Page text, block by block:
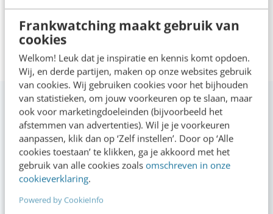
Frankwatching maakt gebruik van
cookies
Welkom! Leuk dat je inspiratie en kennis komt opdoen.
Wij, en derde partijen, maken op onze websites gebruik
van cookies. Wij gebruiken cookies voor het bijhouden
van statistieken, om jouw voorkeuren op te slaan, maar
ook voor marketingdoeleinden (bijvoorbeeld het
afstemmen van advertenties). Wil je je voorkeuren
aanpassen, klik dan op ‘Zelf instellen’. Door op ‘Alle
cookies toestaan’ te klikken, ga je akkoord met het
gebruik van alle cookies zoals omschreven in onze
cookieverklaring.
Powered by CookieInfo
Deborah 20 mei 2025
Anderen bekeken ook